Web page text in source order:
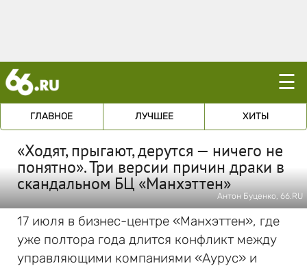
☰
ГЛАВНОЕ ЛУЧШЕЕ ХИТЫ
«Ходят, прыгают, дерутся — ничего не
понятно». Три версии причин драки в
скандальном БЦ «Манхэттен»
Антон Буценко, 66.RU
17 июля в бизнес-центре «Манхэттен», где
уже полтора года длится конфликт между
управляющими компаниями «Аурус» и